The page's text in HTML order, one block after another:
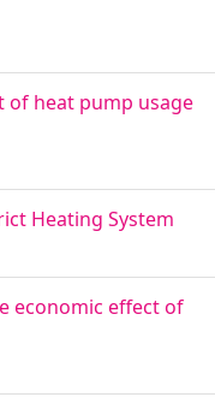
of heat pump usage
Heating System
economic effect of